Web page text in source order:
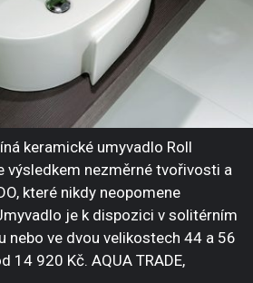
keramické umyvadlo Roll
výsledkem nezměrné tvořivosti a
které nikdy neopomene
je k dispozici v solitérním
nebo ve dvou velikostech 44 a 56
14 920 Kč. AQUA TRADE,